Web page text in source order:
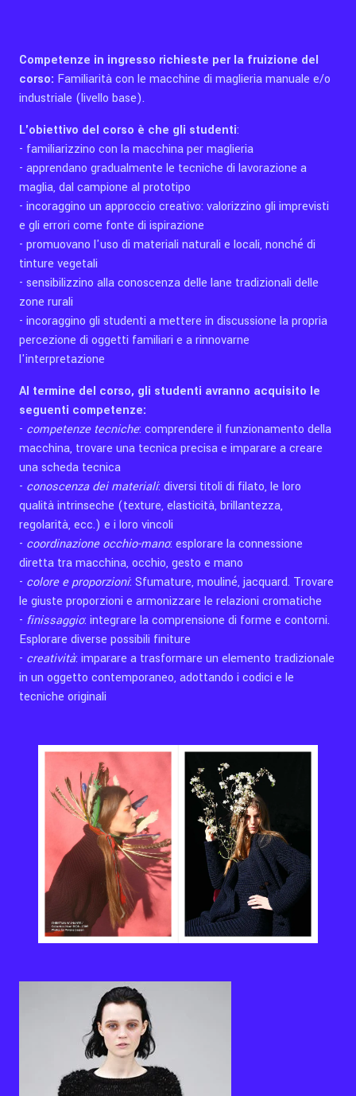
Competenze in ingresso richieste per la fruizione del
corso: Familiarità con le macchine di maglieria manuale e/o
industriale (livello base).
L'obiettivo del corso è che gli studenti:
- familiarizzino con la macchina per maglieria
- apprendano gradualmente le tecniche di lavorazione a
maglia, dal campione al prototipo
- incoraggino un approccio creativo: valorizzino gli imprevisti
e gli errori come fonte di ispirazione
- promuovano l'uso di materiali naturali e locali, nonché di
tinture vegetali
- sensibilizzino alla conoscenza delle lane tradizionali delle
zone rurali
- incoraggino gli studenti a mettere in discussione la propria
percezione di oggetti familiari e a rinnovarne
l'interpretazione
Al termine del corso, gli studenti avranno acquisito le
seguenti competenze:
- competenze tecniche: comprendere il funzionamento della
macchina, trovare una tecnica precisa e imparare a creare
una scheda tecnica
- conoscenza dei materiali: diversi titoli di filato, le loro
qualità intrinseche (texture, elasticità, brillantezza,
regolarità, ecc.) e i loro vincoli
- coordinazione occhio-mano: esplorare la connessione
diretta tra macchina, occhio, gesto e mano
- colore e proporzioni: Sfumature, mouliné, jacquard. Trovare
le giuste proporzioni e armonizzare le relazioni cromatiche
- finissaggio: integrare la comprensione di forme e contorni.
Esplorare diverse possibili finiture
- creatività: imparare a trasformare un elemento tradizionale
in un oggetto contemporaneo, adottando i codici e le
tecniche originali